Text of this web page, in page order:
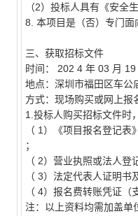
（2）投标人具有《安全
8. 本项目是（否）专门面
三、获取招标文件
时间：
202 4 年 03 月 19
地点：深圳市福田区车公
方式：现场购买或网上报
1.投标人购买招标文件时
（ 1）《项目报名登记表
；
（ 2）营业执照或法人登
（ 3）法定代表人证明书
（ 4）报名费转账凭证（
注：以上资料均需加盖单